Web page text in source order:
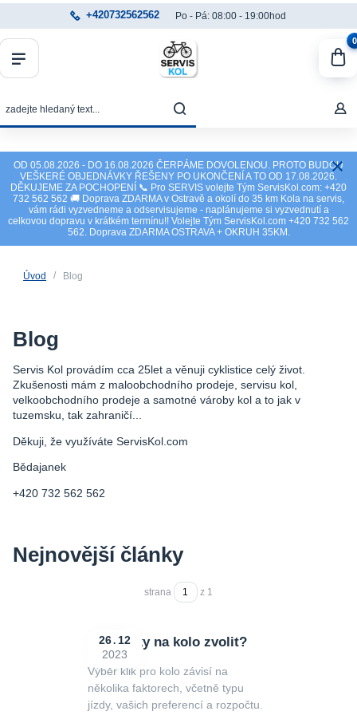
OD 05.08.2026 - DO 16.08.2026 ČERPÁME DOVOLENOU. PROTO BUDOU
VEŠKERÉ OBJEDNÁVKY ŘEŠENY PO UKONČENÍ A TO OD 17.08.2026.
DĚKUJEME ZA POCHOPENÍ 📞 Pro SERVIS volejte Tým ServisKol.com: +420
732 562 562 🚚 Doprava ZDARMA v Ostravě a okolí do 35 km Kola na servis,
vám rádi vyzvedneme a odservisujeme - naplánujeme si vyzvednutí a
celkovou dopravu v krátkém termínu!! Volejte Tým ServisKol.com +420 732 562
562. Doprava ZDARMA OSTRAVA + OKRUH 35KM.
+420732562562 Po - Pá: 08:00 - 19:00hod
0
Úvod Blog
Blog
Servis Kol provádím cca 25let a věnuji cyklistice celý život.
Zkušenosti mám z maloobchodního prodeje, servisu kol,
velkoobchodního prodeje a samotné vároby kol a to jak v
tuzemsku, tak zahraničí...
Děkuji, že využíváte ServisKol.com
Bědajanek
+420 732 562 562
Nejnovější články
strana z 1
Jaké kliky na kolo zvolit?
26
12
2023
Výběr klik pro kolo závisí na
několika faktorech, včetně typu
jízdy, vašich preferencí a rozpočtu.